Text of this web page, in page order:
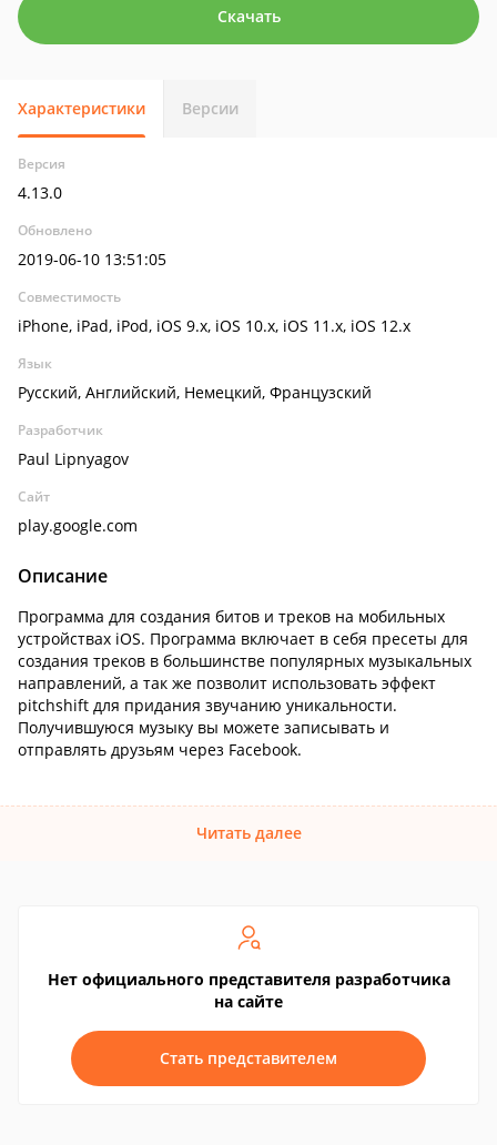
Скачать
Характеристики Версии
Версия
4.13.0
Обновлено
2019-06-10 13:51:05
Совместимость
iPhone, iPad, iPod, iOS 9.x, iOS 10.x, iOS 11.x, iOS 12.x
Язык
Русский, Английский, Немецкий, Французский
Разработчик
Paul Lipnyagov
Сайт
play.google.com
Описание
Программа для создания битов и треков на мобильных
устройствах iOS. Программа включает в себя пресеты для
создания треков в большинстве популярных музыкальных
направлений, а так же позволит использовать эффект
pitchshift для придания звучанию уникальности.
Получившуюся музыку вы можете записывать и
отправлять друзьям через Facebook.
Читать далее
Нет официального представителя разработчика
на сайте
Стать представителем